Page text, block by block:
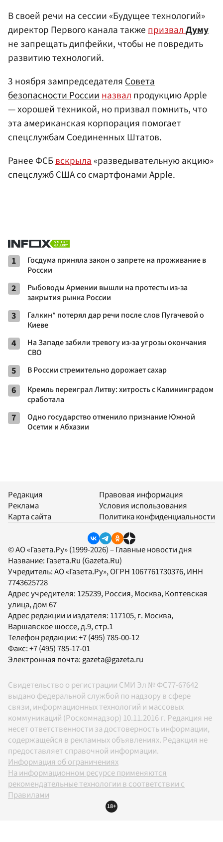
В своей речи на сессии «Будущее технологий»
директор Первого канала такжепризвалДуму
не запрещать дипфейки, чтобы не повредить
развитию технологий.
3 ноября зампредседателяСовета
безопасности Россииназвалпродукцию Apple
— хорошей техникой, но призвал помнить, что
эта американская корпорация помогает
спецслужбам Соединенных Штатов.
Ранее ФСБвскрыла«разведывательную акцию»
спецслужб США со смартфонами Apple.
1
Госдума приняла закон о запрете на проживание в
России
2
Рыбоводы Армении вышли на протесты из-за
закрытия рынка России
3
Галкин* потерял дар речи после слов Пугачевой о
Киеве
4
На Западе забили тревогу из-за угрозы окончания
СВО
5 В России стремительно дорожает сахар
6
Кремль переиграл Литву: хитрость с Калининградом
сработала
7
Одно государство отменило признание Южной
Осетии и Абхазии
Редакция
Реклама
Карта сайта
Правовая информация
Условия использования
Политика конфиденциальности
© АО «Газета.Ру» (1999-2026) – Главные новости дня
Название: Газета.Ru (Gazeta.Ru)
Учредитель:АО «Газета.Ру», ОГРН 1067761730376, ИНН
7743625728
Адрес учредителя: 125239, Россия, Москва, Коптевская
улица, дом 67
Адрес редакции и издателя: 117105, г. Москва,
Варшавское шоссе, д.9, стр.1
Телефон редакции:+7 (495) 785-00-12
Факс:+7 (495) 785-17-01
Электронная почта: gazeta@gazeta.ru
Свидетельство о регистрации СМИ Эл № ФС77-67642
выдано федеральной службой по надзору в сфере
связи, информационных технологий и массовых
коммуникаций (Роскомнадзор) 10.11.2016 г. Редакция не
несет ответственности за достоверность информации,
содержащейся в рекламных объявлениях. Редакция не
предоставляет справочной информации.
Информация об ограничениях
На информационном ресурсе применяются
рекомендательные технологии в соответствии с
Правилами
18+